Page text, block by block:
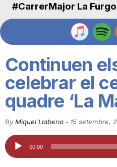
d
C
#CarrerMajor La Furgo
Continuen
celebrar el
quadre ‘La
By Miquel Llaberia - 15 setembre,
Reproductor
d'àudio
00:00